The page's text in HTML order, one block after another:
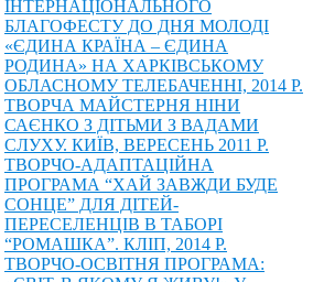
ІНТЕРНАЦІОНАЛЬНОГО
БЛАГОФЕСТУ ДО ДНЯ МОЛОДІ
«ЄДИНА КРАЇНА – ЄДИНА
РОДИНА» НА ХАРКІВСЬКОМУ
ОБЛАСНОМУ ТЕЛЕБАЧЕННІ, 2014 Р.
ТВОРЧА МАЙСТЕРНЯ НІНИ
САЄНКО З ДІТЬМИ З ВАДАМИ
СЛУХУ. КИЇВ, ВЕРЕСЕНЬ 2011 Р.
ТВОРЧО-АДАПТАЦІЙНА
ПРОГРАМА “ХАЙ ЗАВЖДИ БУДЕ
СОНЦЕ” ДЛЯ ДІТЕЙ-
ПЕРЕСЕЛЕНЦІВ В ТАБОРІ
“РОМАШКА”. КЛІП, 2014 Р.
ТВОРЧО-ОСВІТНЯ ПРОГРАМА: